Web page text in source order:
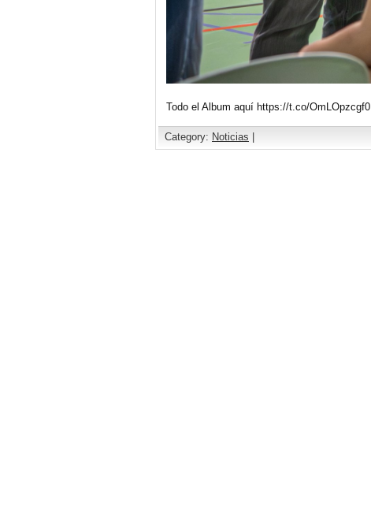
Todo el Album aquí https://t.co/OmLOpzcgf0
Category: Noticias |